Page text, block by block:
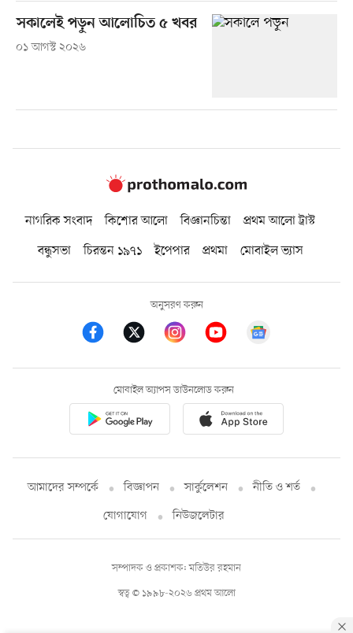
সকালেই পড়ুন আলোচিত ৫ খবর
০১ আগস্ট ২০২৬
নাগরিক সংবাদ কিশোর আলো বিজ্ঞানচিন্তা
প্রথম আলো ট্রাস্ট
বন্ধুসভা
চিরন্তন ১৯৭১ ইপেপার প্রথমা মোবাইল ভ্যাস
অনুসরণ করুন
মোবাইল অ্যাপস ডাউনলোড করুন
আমাদের সম্পর্কে বিজ্ঞাপন সার্কুলেশন
নীতি ও শর্ত
যোগাযোগ
নিউজলেটার
স্বত্ব © ১৯৯৮-২০২৬ প্রথম আলো
সম্পাদক ও প্রকাশক: মতিউর রহমান